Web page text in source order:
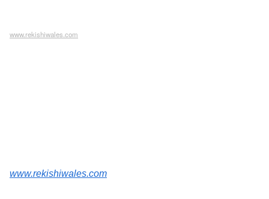
www.rekishiwales.com
www.rekishiwales.com